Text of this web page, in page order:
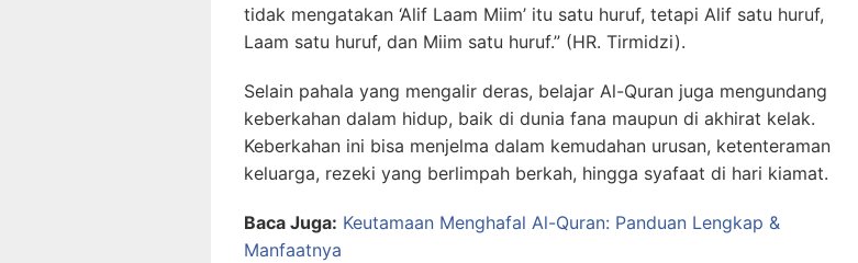
tidak mengatakan ‘Alif Laam Miim’ itu satu huruf, tetapi Alif satu huruf,
Laam satu huruf, dan Miim satu huruf.” (HR. Tirmidzi).
Selain pahala yang mengalir deras, belajar Al-Quran juga mengundang
keberkahan dalam hidup, baik di dunia fana maupun di akhirat kelak.
Keberkahan ini bisa menjelma dalam kemudahan urusan, ketenteraman
keluarga, rezeki yang berlimpah berkah, hingga syafaat di hari kiamat.
Baca Juga: Keutamaan Menghafal Al-Quran: Panduan Lengkap &
Manfaatnya